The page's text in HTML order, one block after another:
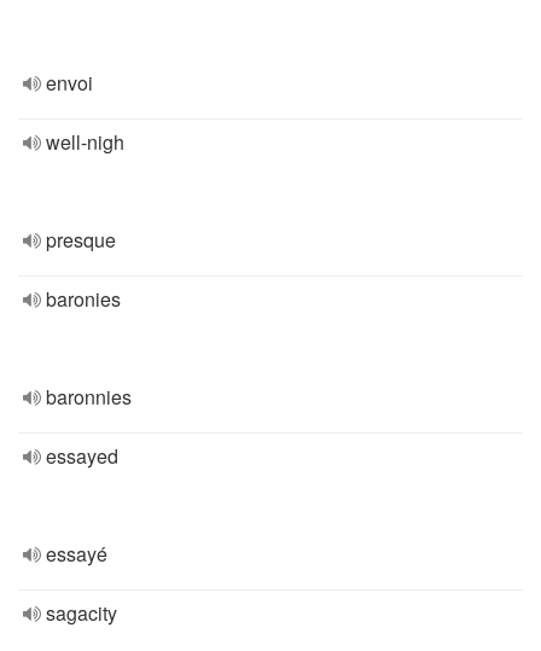
envoi
well-nigh
presque
baronies
baronnies
essayed
essayé
sagacity